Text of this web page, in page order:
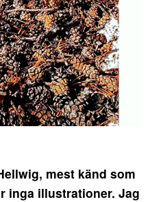
mest känd som
inga illustrationer. Jag